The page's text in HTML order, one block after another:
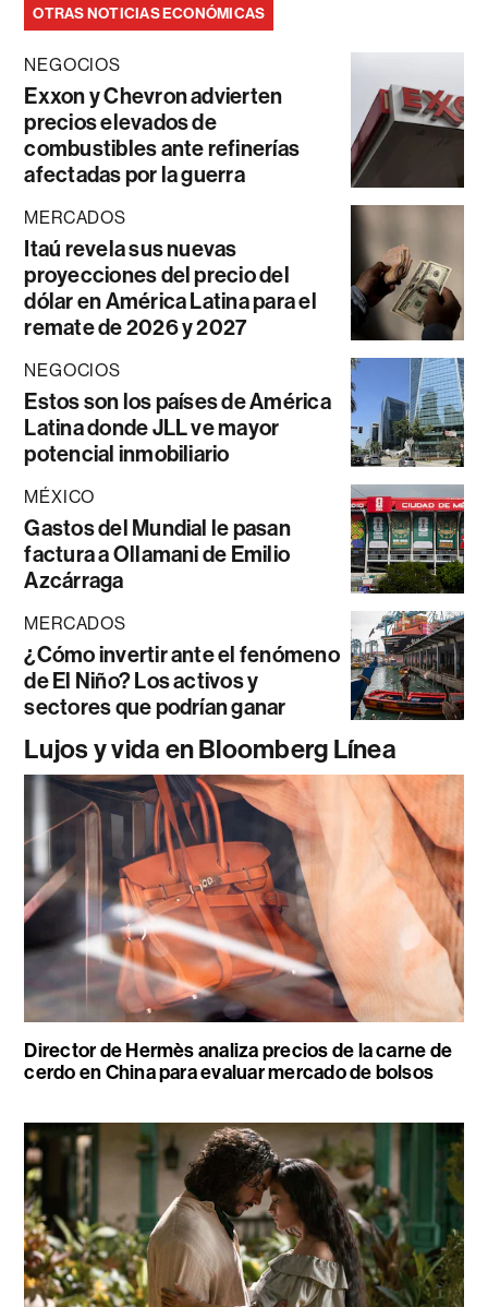
OTRAS NOTICIAS ECONÓMICAS
NEGOCIOS
Exxon y Chevron advierten
precios elevados de
combustibles ante refinerías
afectadas por la guerra
MERCADOS
Itaú revela sus nuevas
proyecciones del precio del
dólar en América Latina para el
remate de 2026 y 2027
NEGOCIOS
Estos son los países de América
Latina donde JLL ve mayor
potencial inmobiliario
MÉXICO
Gastos del Mundial le pasan
factura a Ollamani de Emilio
Azcárraga
MERCADOS
¿Cómo invertir ante el fenómeno
de El Niño? Los activos y
sectores que podrían ganar
Lujos y vida en Bloomberg Línea
Director de Hermès analiza precios de la carne de
cerdo en China para evaluar mercado de bolsos